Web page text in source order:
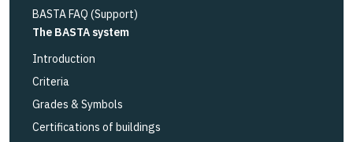
BASTA FAQ (Support)
The BASTA system
Introduction
Criteria
Grades & Symbols
Certifications of buildings